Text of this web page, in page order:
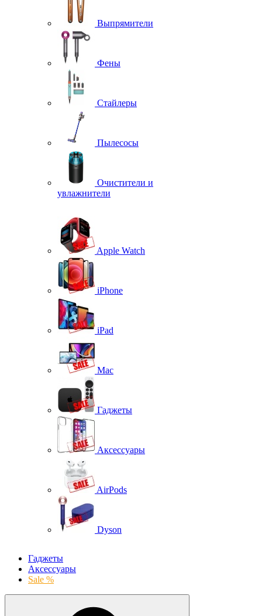
Выпрямители
Фены
Стайлеры
Пылесосы
Очистители и
увлажнители
Apple Watch
iPhone
iPad
Mac
Гаджеты
Аксессуары
AirPods
Dyson
Гаджеты
Аксессуары
Sale %